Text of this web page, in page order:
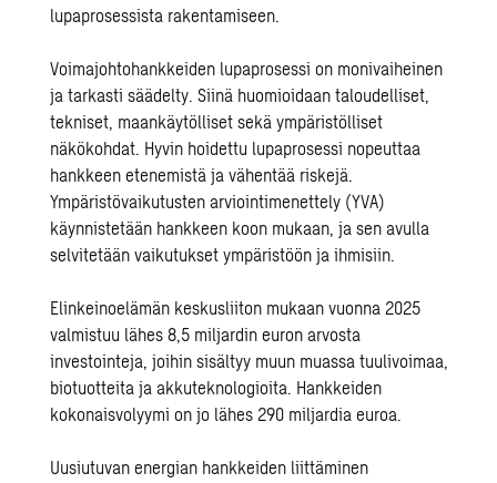
lupaprosessista rakentamiseen.
Voimajohtohankkeiden lupaprosessi on monivaiheinen
ja tarkasti säädelty. Siinä huomioidaan taloudelliset,
tekniset, maankäytölliset sekä ympäristölliset
näkökohdat. Hyvin hoidettu lupaprosessi nopeuttaa
hankkeen etenemistä ja vähentää riskejä.
Ympäristövaikutusten arviointimenettely (YVA)
käynnistetään hankkeen koon mukaan, ja sen avulla
selvitetään vaikutukset ympäristöön ja ihmisiin.
Elinkeinoelämän keskusliiton mukaan vuonna 2025
valmistuu lähes 8,5 miljardin euron arvosta
investointeja, joihin sisältyy muun muassa tuulivoimaa,
biotuotteita ja akkuteknologioita. Hankkeiden
kokonaisvolyymi on jo lähes 290 miljardia euroa.
Uusiutuvan energian hankkeiden liittäminen